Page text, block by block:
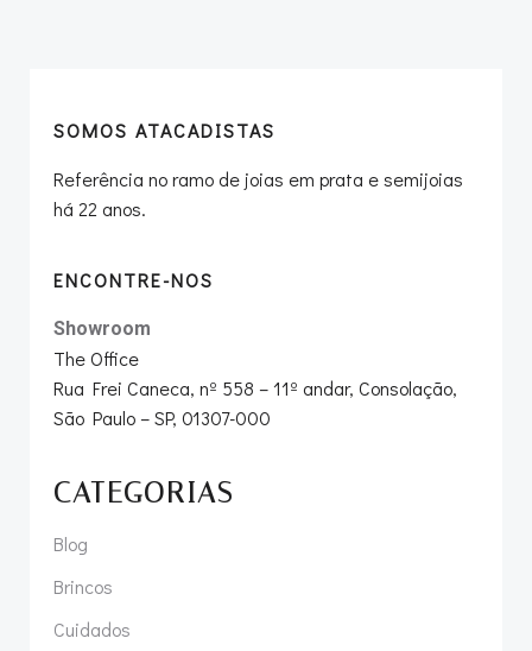
SOMOS ATACADISTAS
Referência no ramo de joias em prata e semijoias
há 22 anos.
ENCONTRE-NOS
Showroom
The Office
Rua Frei Caneca, nº 558 – 11º andar, Consolação,
São Paulo – SP, 01307-000
CATEGORIAS
Blog
Brincos
Cuidados